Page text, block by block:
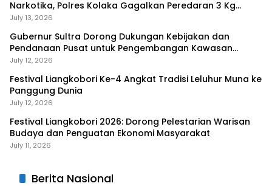
Narkotika, Polres Kolaka Gagalkan Peredaran 3 Kg
Sabu-Sabu
July 13, 2026
Gubernur Sultra Dorong Dukungan Kebijakan dan
Pendanaan Pusat untuk Pengembangan Kawasan
Liangkobhori
July 12, 2026
Festival Liangkobori Ke-4 Angkat Tradisi Leluhur Muna ke
Panggung Dunia
July 12, 2026
Festival Liangkobori 2026: Dorong Pelestarian Warisan
Budaya dan Penguatan Ekonomi Masyarakat
July 11, 2026
Berita Nasional